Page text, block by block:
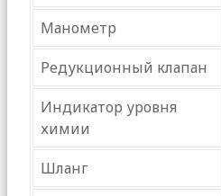
Манометр
Редукционный клапан
Индикатор уровня
химии
Шланг